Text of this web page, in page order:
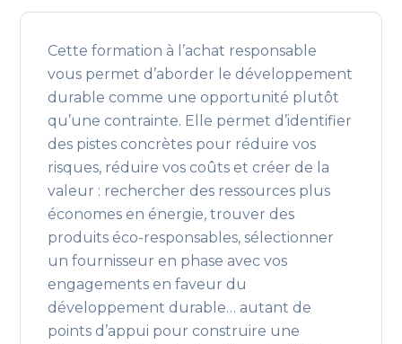
Cette formation à l’achat responsable
vous permet d’aborder le développement
durable comme une opportunité plutôt
qu’une contrainte. Elle permet d’identifier
des pistes concrètes pour réduire vos
risques, réduire vos coûts et créer de la
valeur : rechercher des ressources plus
économes en énergie, trouver des
produits éco-responsables, sélectionner
un fournisseur en phase avec vos
engagements en faveur du
développement durable… autant de
points d’appui pour construire une